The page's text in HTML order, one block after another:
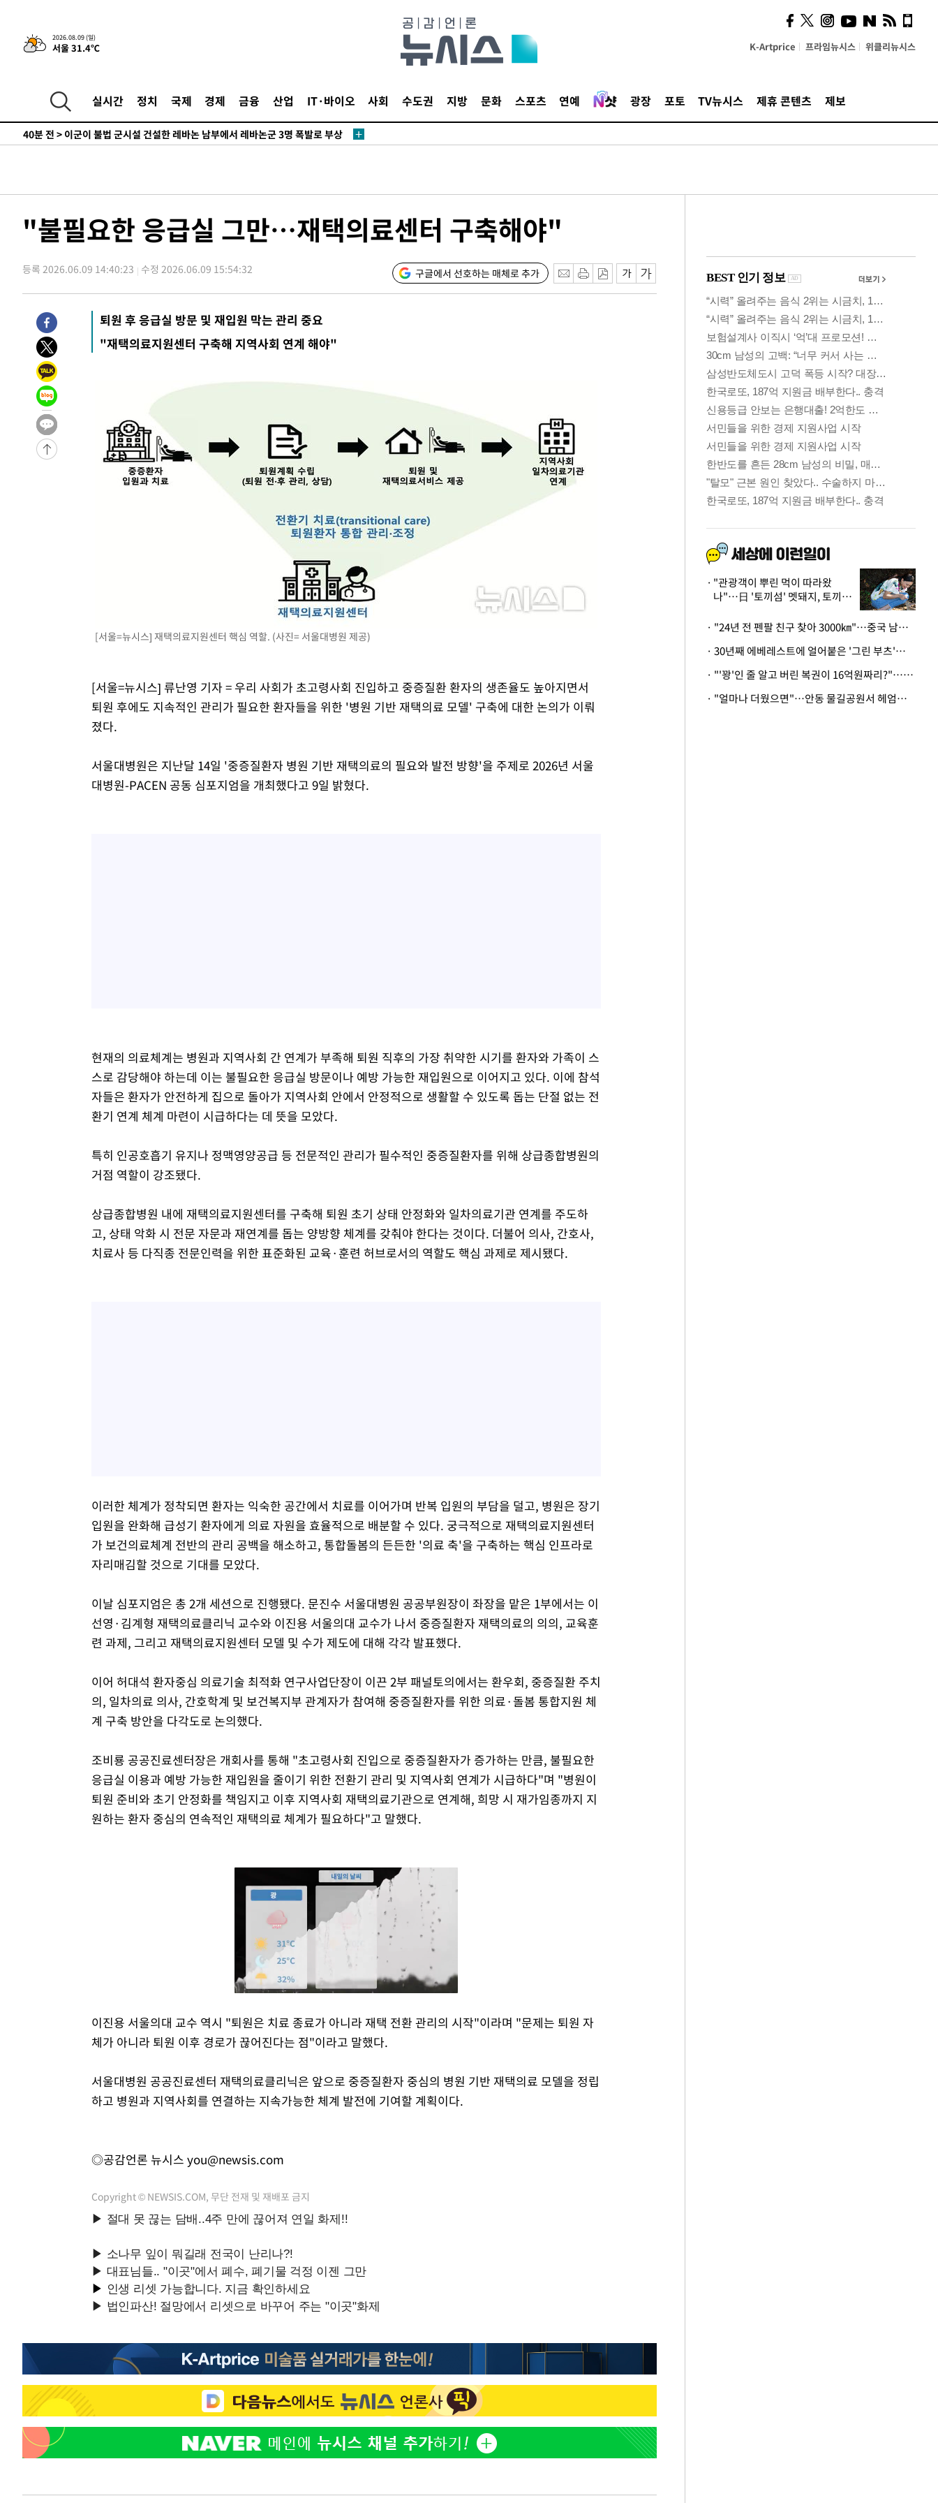
2026.08.09 (일)
서울 31.4℃ K-Artprice 프라임뉴시스 위클리뉴시스
실시간 정치 국제 경제 금융 산업 IT·바이오 사회 수도권 지방 문화 스포츠 연예 광장 포토 TV뉴시스 제휴 콘텐츠 제보
-21658초 전 >'2경기 연속 침묵' 손흥민, 톨루카전 68분만 뛰고 슈팅 0개
-20410초 전 >이강인, 오늘 서울서 AT마드리드 입단식…'전례 없는 특급대우'
-6763초 전 >
콜롬비아 신임 우파 대통령 취임 하루만에 차량폭탄 폭발 사건
-357초 전 >
40분 전 > 이군이 불법 군시설 건설한 레바논 남부에서 레바논군 3명 폭발로 부상
2시간 전 >‘축구의 신’ 아르헨티나 축구 선수 메시의 부친 지병 별세
-27114초 전 >[속보]장은수, KLPGA 제주삼다수 역전 우승…데뷔 10년 차에 첫
-22406초 전 >손흥민, 68분 뛰고 2경기 침묵…LAFC, 톨루카에 1-0 승리(종합)
-21678초 전 >'2경기 연속 침묵' 손흥민, 톨루카전 68분만 뛰고 슈팅 0개
-20430초 전 >
이강인, 오늘 서울서 AT마드리드 입단식…'전례 없는 특급대우'
-7312초 전 >
'여긴 20도, 저긴 50도'…열화상 카메라로 본 폭염 저감시설 '온도
-6783초 전 >
콜롬비아 신임 우파 대통령 취임 하루만에 차량폭탄 폭발 사건
-377초 전 >
40분 전 >
이군이 불법 군시설 건설한 레바논 남부에서 레바논군 3명 폭발로 부상
1시간 전 >
2시간 전 >
美 국방부, 켄달 전 공군장관 보안허가 취소…“에어포스원 기밀정보, 언
론 누출”
2시간 전 >
‘축구의 신’ 아르헨티나 축구 선수 메시의 부친 지병 별세
“美 이란전 무기 소진…북한과 분쟁시 주한 미군 취약해질 수 있어”
"불필요한 응급실 그만…재택의료센터 구축해야"
등록 2026.06.09 14:40:23 수정 2026.06.09 15:54:32 구글에서 선호하는 매체로 추가
퇴원 후 응급실 방문 및 재입원 막는 관리 중요
"재택의료지원센터 구축해 지역사회 연계 해야"
[서울=뉴시스] 재택의료지원센터 핵심 역할. (사진= 서울대병원 제공)
[서울=뉴시스] 류난영 기자 = 우리 사회가 초고령사회 진입하고 중증질환 환자의 생존율도 높아지면서
퇴원 후에도 지속적인 관리가 필요한 환자들을 위한 '병원 기반 재택의료 모델' 구축에 대한 논의가 이뤄
졌다.
서울대병원은 지난달 14일 '중증질환자 병원 기반 재택의료의 필요와 발전 방향'을 주제로 2026년 서울
대병원-PACEN 공동 심포지엄을 개최했다고 9일 밝혔다.
현재의 의료체계는 병원과 지역사회 간 연계가 부족해 퇴원 직후의 가장 취약한 시기를 환자와 가족이 스
스로 감당해야 하는데 이는 불필요한 응급실 방문이나 예방 가능한 재입원으로 이어지고 있다. 이에 참석
자들은 환자가 안전하게 집으로 돌아가 지역사회 안에서 안정적으로 생활할 수 있도록 돕는 단절 없는 전
환기 연계 체계 마련이 시급하다는 데 뜻을 모았다.
특히 인공호흡기 유지나 정맥영양공급 등 전문적인 관리가 필수적인 중증질환자를 위해 상급종합병원의
거점 역할이 강조됐다.
상급종합병원 내에 재택의료지원센터를 구축해 퇴원 초기 상태 안정화와 일차의료기관 연계를 주도하
고, 상태 악화 시 전문 자문과 재연계를 돕는 양방향 체계를 갖춰야 한다는 것이다. 더불어 의사, 간호사,
치료사 등 다직종 전문인력을 위한 표준화된 교육·훈련 허브로서의 역할도 핵심 과제로 제시됐다.
이러한 체계가 정착되면 환자는 익숙한 공간에서 치료를 이어가며 반복 입원의 부담을 덜고, 병원은 장기
입원을 완화해 급성기 환자에게 의료 자원을 효율적으로 배분할 수 있다. 궁극적으로 재택의료지원센터
가 보건의료체계 전반의 관리 공백을 해소하고, 통합돌봄의 든든한 '의료 축'을 구축하는 핵심 인프라로
자리매김할 것으로 기대를 모았다.
이날 심포지엄은 총 2개 세션으로 진행됐다. 문진수 서울대병원 공공부원장이 좌장을 맡은 1부에서는 이
선영·김계형 재택의료클리닉 교수와 이진용 서울의대 교수가 나서 중증질환자 재택의료의 의의, 교육훈
련 과제, 그리고 재택의료지원센터 모델 및 수가 제도에 대해 각각 발표했다.
이어 허대석 환자중심 의료기술 최적화 연구사업단장이 이끈 2부 패널토의에서는 환우회, 중증질환 주치
의, 일차의료 의사, 간호학계 및 보건복지부 관계자가 참여해 중증질환자를 위한 의료·돌봄 통합지원 체
계 구축 방안을 다각도로 논의했다.
조비룡 공공진료센터장은 개회사를 통해 "초고령사회 진입으로 중증질환자가 증가하는 만큼, 불필요한
응급실 이용과 예방 가능한 재입원을 줄이기 위한 전환기 관리 및 지역사회 연계가 시급하다"며 "병원이
퇴원 준비와 초기 안정화를 책임지고 이후 지역사회 재택의료기관으로 연계해, 희망 시 재가임종까지 지
원하는 환자 중심의 연속적인 재택의료 체계가 필요하다"고 말했다.
이진용 서울의대 교수 역시 "퇴원은 치료 종료가 아니라 재택 전환 관리의 시작"이라며 "문제는 퇴원 자
체가 아니라 퇴원 이후 경로가 끊어진다는 점"이라고 말했다.
서울대병원 공공진료센터 재택의료클리닉은 앞으로 중증질환자 중심의 병원 기반 재택의료 모델을 정립
하고 병원과 지역사회를 연결하는 지속가능한 체계 발전에 기여할 계획이다.
◎공감언론 뉴시스 you@newsis.com
Copyright © NEWSIS.COM, 무단 전재 및 재배포 금지
사이 해답 찾았죠"…알을
깨고 나온 '초자아'
"관광객이 뿌린 먹이 따라왔
나"…日 '토끼섬' 멧돼지, 토끼까
· "24년 전 펜팔 친구 찾아 3000㎞"…중국 남성 사연에 '뭉클'
· 30년째 에베레스트에 얼어붙은 '그린 부츠'…드디어 가족 품으로
· "'꽝'인 줄 알고 버린 복권이 16억원짜리?"…극적으로 되찾은 사연
· "얼마나 더웠으면"…안동 물길공원서 헤엄친 구렁이 '소동'